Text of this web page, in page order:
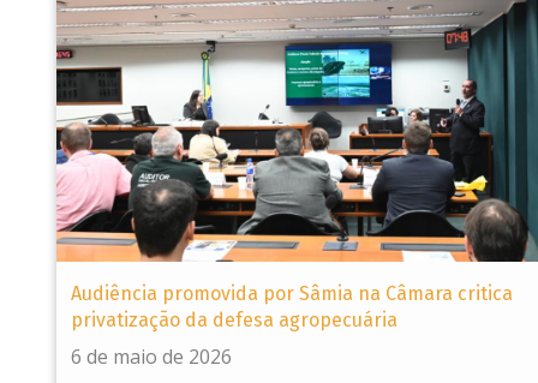
Audiência promovida por Sâmia na Câmara critica
privatização da defesa agropecuária
6 de maio de 2026